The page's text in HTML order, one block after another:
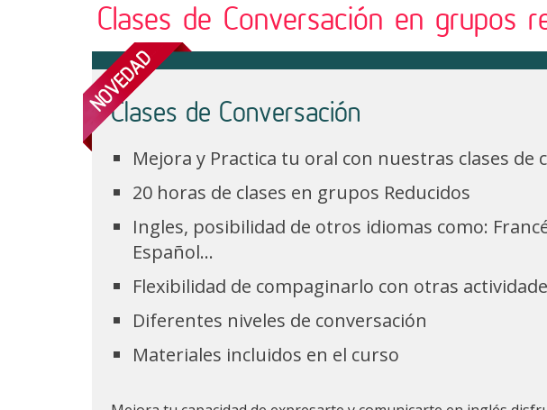
Clases de Conversación en grupos
Clases de Conversación
Mejora y Practica tu oral con nuestras clases de
20 horas de clases en grupos Reducidos
Ingles, posibilidad de otros idiomas como:
Español...
Flexibilidad de compaginarlo con otras
Diferentes niveles de conversación
Materiales incluidos en el curso